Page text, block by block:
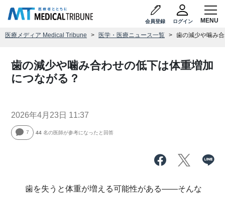
会員登録 ログイン
医療メディア Medical Tribune 医学・医療ニュース一覧 歯の減少や噛み
歯の減少や噛み合わせの低下は体重増加
につながる？
2026年4月23日 11:37
7 44 名の医師が参考になったと回答
歯を失うと体重が増える可能性がある――そんな